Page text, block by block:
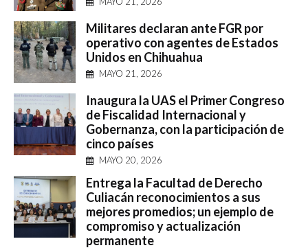
Militares declaran ante FGR por
operativo con agentes de Estados
Unidos en Chihuahua
MAYO 21, 2026
Inaugura la UAS el Primer Congreso
de Fiscalidad Internacional y
Gobernanza, con la participación de
cinco países
MAYO 20, 2026
Entrega la Facultad de Derecho
Culiacán reconocimientos a sus
mejores promedios; un ejemplo de
compromiso y actualización
permanente